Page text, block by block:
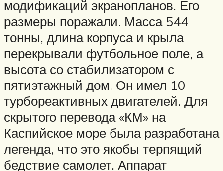
модификаций экранопланов. Его
размеры поражали. Масса 544
тонны, длина корпуса и крыла
перекрывали футбольное поле, а
высота со стабилизатором с
пятиэтажный дом. Он имел 10
турбореактивных двигателей. Для
скрытого перевода «КМ» на
Каспийское море была разработана
легенда, что это якобы терпящий
бедствие самолет. Аппарат